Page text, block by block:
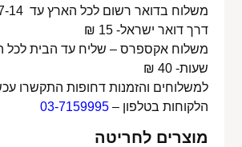
דרך דואר ישראל- 15 ₪
שעות- 40 ₪
למשלוחים והזמנות דחופות התקשרו
הלקוחות בטלפון –03-7159995
מוצרים לחריטה